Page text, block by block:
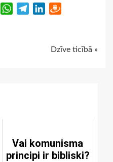
Copy
WhatsApp
TelegramLinkedIn
Dzīve ticībā »
Vai komunisma
principi ir bibliski?